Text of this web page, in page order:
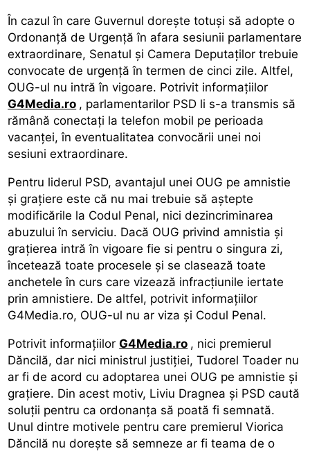
În cazul în care Guvernul dorește totuși să adopte o
Ordonanță de Urgență în afara sesiunii parlamentare
extraordinare, Senatul și Camera Deputaților trebuie
convocate de urgență în termen de cinci zile. Altfel,
OUG-ul nu intră în vigoare. Potrivit informațiilor
G4Media.ro , parlamentarilor PSD li s-a transmis să
rămână conectați la telefon mobil pe perioada
vacanței, în eventualitatea convocării unei noi
sesiuni extraordinare.
Pentru liderul PSD, avantajul unei OUG pe amnistie
și grațiere este că nu mai trebuie să aștepte
modificările la Codul Penal, nici dezincriminarea
abuzului în serviciu. Dacă OUG privind amnistia și
grațierea intră în vigoare fie si pentru o singura zi,
încetează toate procesele și se clasează toate
anchetele în curs care vizează infracțiunile iertate
prin amnistiere. De altfel, potrivit informațiilor
G4Media.ro, OUG-ul nu ar viza și Codul Penal.
Potrivit informațiilorG4Media.ro , nici premierul
Dăncilă, dar nici ministrul justiției, Tudorel Toader nu
ar fi de acord cu adoptarea unei OUG pe amnistie și
grațiere. Din acest motiv, Liviu Dragnea și PSD caută
soluții pentru ca ordonanța să poată fi semnată.
Unul dintre motivele pentru care premierul Viorica
Dăncilă nu dorește să semneze ar fi teama de o